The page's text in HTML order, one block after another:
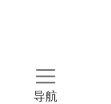
导航